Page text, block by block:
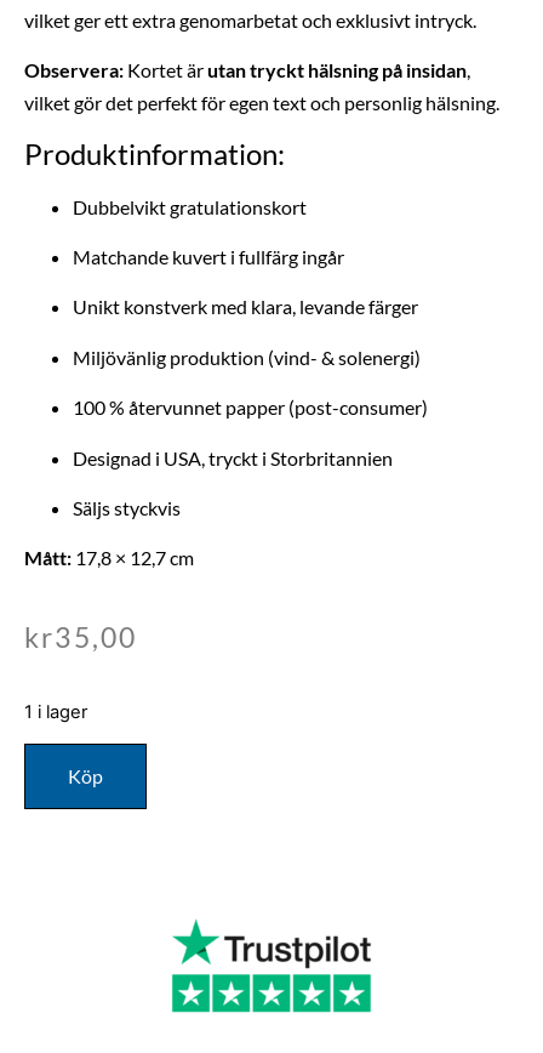
vilket ger ett extra genomarbetat och exklusivt intryck.
Observera: Kortet ärutan tryckt hälsning på insidan,
vilket gör det perfekt för egen text och personlig hälsning.
Produktinformation:
Dubbelvikt gratulationskort
Matchande kuvert i fullfärg ingår
Unikt konstverk med klara, levande färger
Miljövänlig produktion (vind- & solenergi)
100 % återvunnet papper (post-consumer)
Designad i USA, tryckt i Storbritannien
Säljs styckvis
Mått: 17,8 × 12,7 cm
kr35,00
1 i lager
Köp